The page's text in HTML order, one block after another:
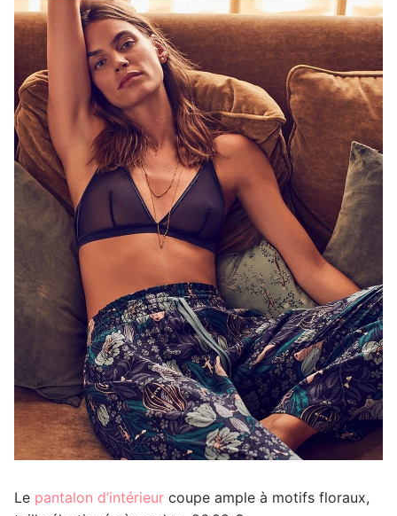
Le pantalon d’intérieur coupe ample à motifs floraux,